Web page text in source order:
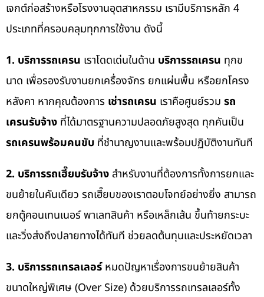
เจกต์ก่อสร้างหรือโรงงานอุตสาหกรรม เรามีบริการหลัก 4
ประเภทที่ครอบคลุมทุกการใช้งาน ดังนี้
1. บริการรถเครน เราโดดเด่นในด้าน บริการรถเครน ทุกข
นาด เพื่อรองรับงานยกเครื่องจักร ยกแผ่นพื้น หรือยกโครง
หลังคา หากคุณต้องการ เช่ารถเครน เราคือศูนย์รวม รถ
เครนรับจ้าง ที่ได้มาตรฐานความปลอดภัยสูงสุด ทุกคันเป็น
รถเครนพร้อมคนขับ ที่ชำนาญงานและพร้อมปฏิบัติงานทันที
2. บริการรถเฮี๊ยบรับจ้าง สำหรับงานที่ต้องการทั้งการยกและ
ขนย้ายในคันเดียว รถเฮี๊ยบของเราตอบโจทย์อย่างยิ่ง สามารถ
ยกตู้คอนเทนเนอร์ พาเลทสินค้า หรือเหล็กเส้น ขึ้นท้ายกระบะ
และวิ่งส่งถึงปลายทางได้ทันที ช่วยลดต้นทุนและประหยัดเวลา
3. บริการรถเทรลเลอร์หมดปัญหาเรื่องการขนย้ายสินค้า
ขนาดใหญ่พิเศษ (Over Size) ด้วยบริการรถเทรลเลอร์ทั้ง